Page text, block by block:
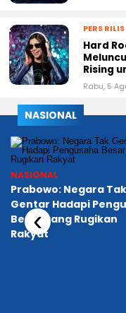
PERS RILIS
Hard
Rising
Rabu, 5
NASIONAL
NASIONAL
Prabowo: Negara Tak
Gentar Hadapi
Besar yang Rugikan
Rakyat
‹